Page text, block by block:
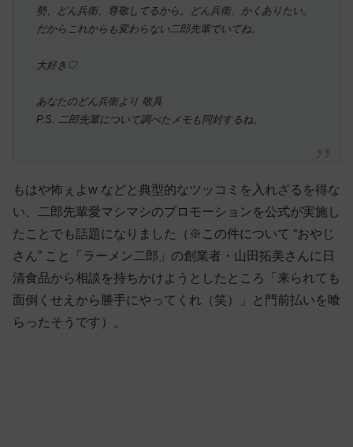
勢、どん兵衛、尊敬してるから。どん兵衛、かくありたい。
だからこれからも変わらない二郎先輩でいてね。
大好き♡
あなたのどん兵衛より 敬具
P.S. 二郎先輩について調べたメモも同封するね。
もはや怖ぇよw などと典型的なツッコミを入れざるを得な
い、二郎先輩愛マシマシのプロモーションを公式が実施し
たことでも話題になりました（※この件について “おやじ
さん” こと「ラーメン二郎」の創業者・山田拓美さんに日
清食品から相談を持ちかけようとしたところ「来られても
面倒くせえから勝手にやってくれ（笑）」と門前払いを喰
らったそうです）。